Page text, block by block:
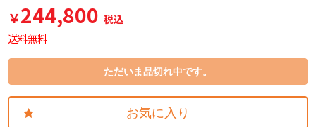
￥244,800 税込
送料無料
ただいま品切れ中です。
お気に入り